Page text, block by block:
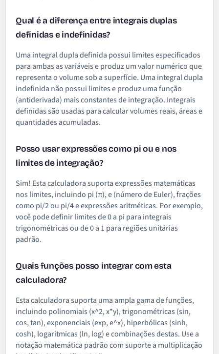
Qual é a diferença entre integrais duplas
definidas e indefinidas?
Uma integral dupla definida possui limites especificados
para ambas as variáveis e produz um valor numérico que
representa o volume sob a superfície. Uma integral dupla
indefinida não possui limites e produz uma função
(antiderivada) mais constantes de integração. Integrais
definidas são usadas para calcular volumes reais, áreas e
quantidades acumuladas.
Posso usar expressões como pi ou e nos
limites de integração?
Sim! Esta calculadora suporta expressões matemáticas
nos limites, incluindo pi (π), e (número de Euler), frações
como pi/2 ou pi/4 e expressões aritméticas. Por exemplo,
você pode definir limites de 0 a pi para integrais
trigonométricas ou de 0 a 1 para regiões unitárias
padrão.
Quais funções posso integrar com esta
calculadora?
Esta calculadora suporta uma ampla gama de funções,
incluindo polinomiais (x^2, x*y), trigonométricas (sin,
cos, tan), exponenciais (exp, e^x), hiperbólicas (sinh,
cosh), logarítmicas (ln, log) e combinações destas. Use a
notação matemática padrão com suporte a multiplicação